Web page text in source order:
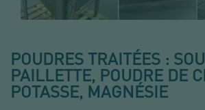
POUDRES TRAITÉES :
PAILLETTE, POUDRE DE
POTASSE, MAGNÉSIE